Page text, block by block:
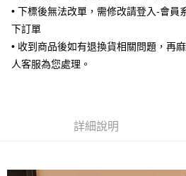
付款後全家取貨
每筆NT$65，滿NT$688(含以上)免運費
7-11取貨付款
每筆NT$65，滿NT$688(含以上)免運費
• 下標後無法改單，需修改請登入-會員
下訂單
• 收到商品後如有退換貨相關問題，再
人客服為您處理。
詳細說明